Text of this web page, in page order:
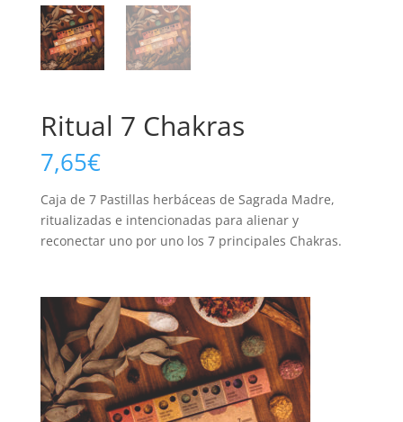
Ritual 7 Chakras
7,65€
Caja de 7 Pastillas herbáceas de Sagrada Madre,
ritualizadas e intencionadas para alienar y
reconectar uno por uno los 7 principales Chakras.